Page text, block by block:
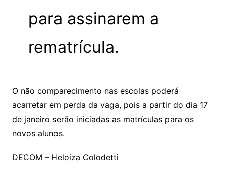
para assinarem a
rematrícula.
O não comparecimento nas escolas poderá
acarretar em perda da vaga, pois a partir do dia 17
de janeiro serão iniciadas as matrículas para os
novos alunos.
DECOM – Heloiza Colodetti